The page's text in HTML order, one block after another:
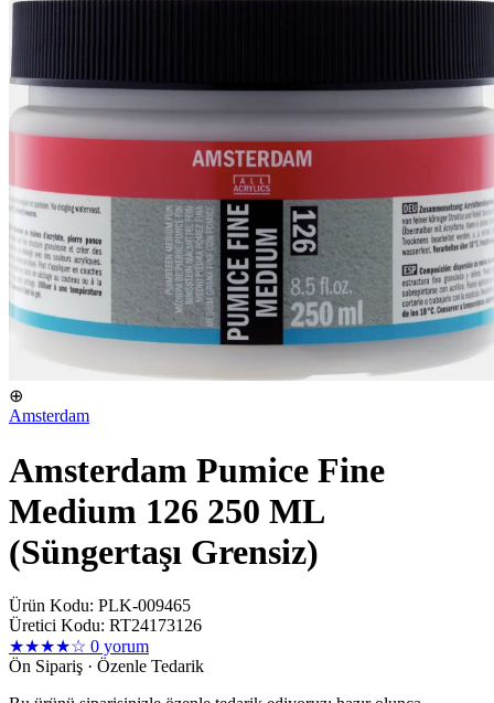
⊕
Amsterdam
Amsterdam Pumice Fine
Medium 126 250 ML
(Süngertaşı Grensiz)
Ürün Kodu: PLK-009465
Üretici Kodu: RT24173126
★★★★☆ 0 yorum
Ön Sipariş · Özenle Tedarik